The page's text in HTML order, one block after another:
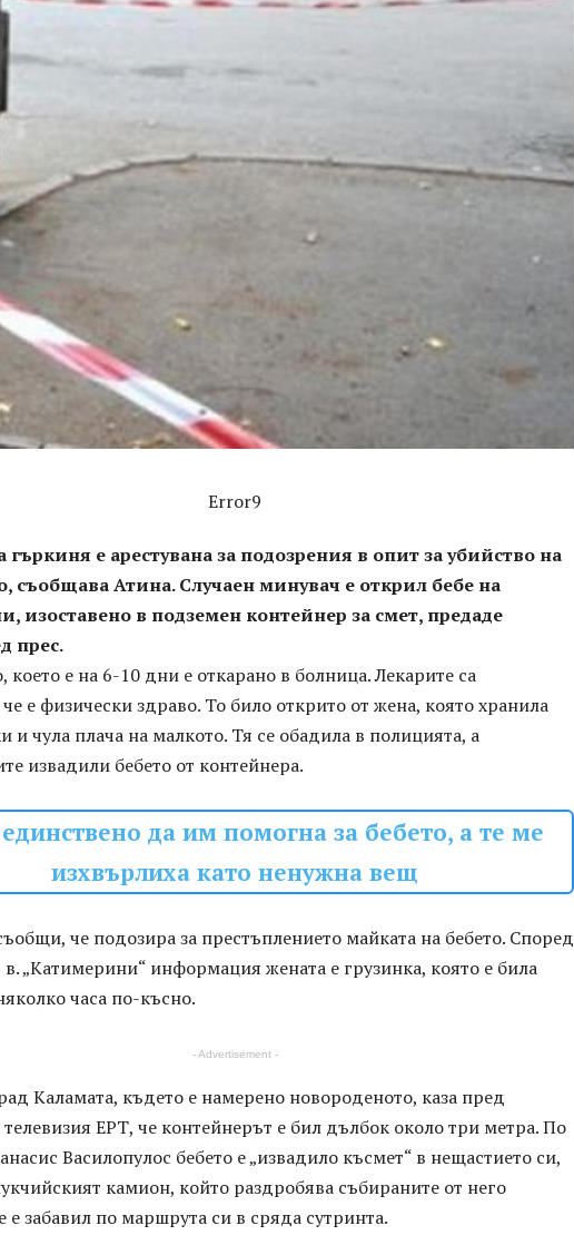
Error9
е арестувана за подозрения в опит за убийство на
съобщава Атина. Случаен минувач е открил бебе на
изоставено в подземен контейнер за смет, предаде
прес.
е на 6-10 дни е откарано в болница. Лекарите са
е физически здраво. То било открито от жена, която хранила
и чула плача на малкото. Тя се обадила в полицията, а
извадили бебето от контейнера.
да им помогна за бебето, а те ме
изхвърлиха като ненужна вещ
че подозира за престъплението майката на бебето. Според
в. „Катимерини“ информация жената е грузинка, която е била
часа по-късно.
- Advertisement -
Каламата, където е намерено новороденото, каза пред
ЕРТ, че контейнерът е бил дълбок около три метра. По
Василопулос бебето е „извадило късмет“ в нещастието си,
камион, който раздробява събираните от него
е забавил по маршрута си в сряда сутринта.